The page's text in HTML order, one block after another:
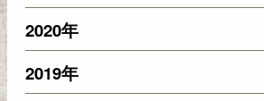
2020年
2019年